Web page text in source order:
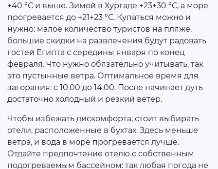
+40 °С и выше. Зимой в Хургаде +23+30 °С, а море
прогревается до +21+23 °С. Купаться можно и
нужно: малое количество туристов на пляже,
большие скидки на развлечения будут радовать
гостей Египта с середины января по конец
февраля. Что нужно обязательно учитывать, так
это пустынные ветра. Оптимальное время для
загорания: с 10.00 до 14.00. После начинает дуть
достаточно холодный и резкий ветер.
Чтобы избежать дискомфорта, стоит выбирать
отели, расположенные в бухтах. Здесь меньше
ветра, и вода в море прогревается лучше.
Отдайте предпочтение отелю с собственным
подогреваемым бассейном: так любая погода не